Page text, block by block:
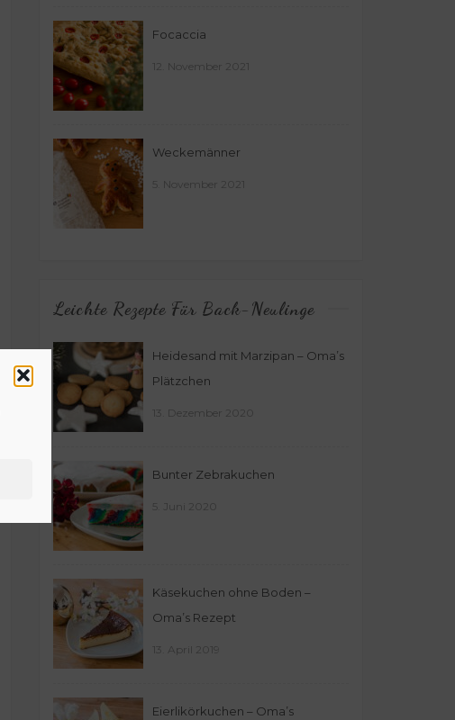
Focaccia
12. November 2021
Weckemänner
5. November 2021
Leichte Rezepte Für Back-Neulinge
Heidesand mit Marzipan – Oma’s
Plätzchen
13. Dezember 2020
Bunter Zebrakuchen
5. Juni 2020
Käsekuchen ohne Boden –
Oma’s Rezept
13. April 2019
Eierlikörkuchen – Oma’s